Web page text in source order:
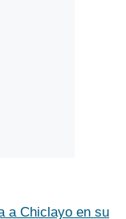
a Chiclayo en su